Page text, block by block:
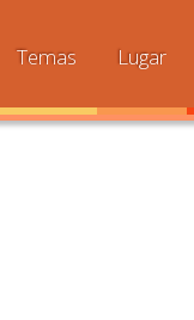
Temas Lugar